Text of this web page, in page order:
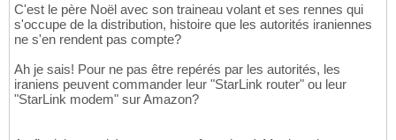
C'est le père Noël avec son traineau volant et ses rennes qui
s'occupe de la distribution, histoire que les autorités iraniennes
ne s'en rendent pas compte?
Ah je sais! Pour ne pas être repérés par les autorités, les
iraniens peuvent commander leur "StarLink router" ou leur
"StarLink modem" sur Amazon?